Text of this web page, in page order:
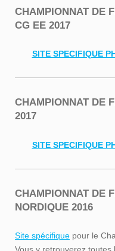
CHAMPIONNAT DE
CG EE 2017
SITE SPECIFIQUE
CHAMPIONNAT DE
2017
SITE SPECIFIQUE
CHAMPIONNAT DE
NORDIQUE 2016
Site spécifique pour le
Vous y retrouverez toutes